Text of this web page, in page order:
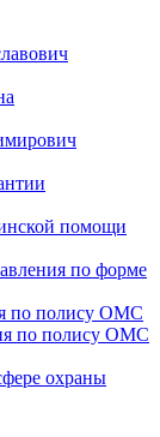
помощи
по форме
по полису ОМС
по полису ОМС
охраны